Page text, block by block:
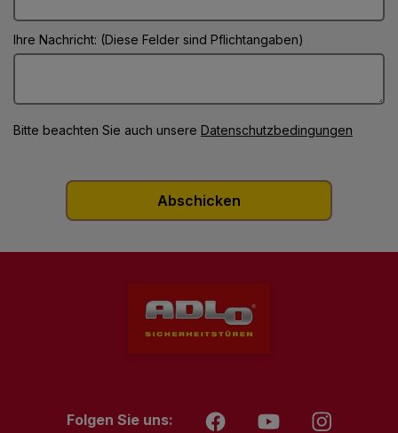
Ihre Nachricht: (Diese Felder sind Pflichtangaben)
Bitte beachten Sie auch unsere Datenschutzbedingungen
Folgen Sie uns: